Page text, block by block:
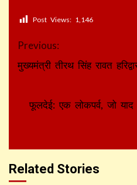
Post Views: 1,146
Continue
Reading
Previous:
मुख्यमंत्री तीरथ सिंह रावत
फूलदेई: एक लोकपर्व, जो याद
Related Stories